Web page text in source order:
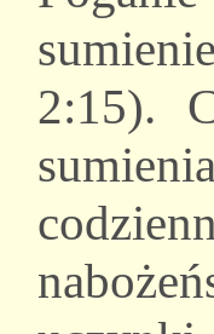
2:15).